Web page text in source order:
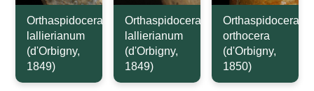
Orthaspidoceras
lallierianum
(d'Orbigny,
1849)
Orthaspidoceras
lallierianum
(d'Orbigny,
1849)
Orthaspidoceras
orthocera
(d'Orbigny,
1850)